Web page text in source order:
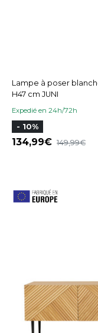
Lampe à poser
H47 cm JUNI
Expedié en 24h/72h
- 10%
134,99 149,99